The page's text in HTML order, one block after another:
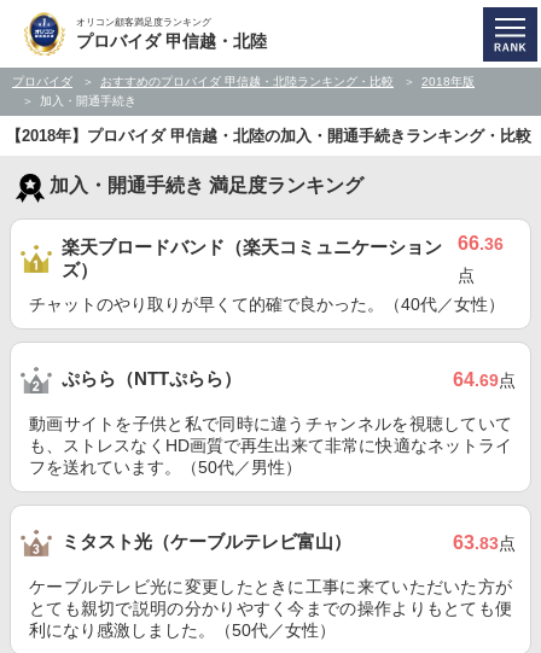
オリコン顧客満足度ランキング
プロバイダ 甲信越・北陸
プロバイダ おすすめのプロバイダ 甲信越・北陸ランキング・比較
2018年版
加入・開通手続き
【2018年】プロバイダ 甲信越・北陸の加入・開通手続きランキング・比較
加入・開通手続き 満足度ランキング
楽天ブロードバンド（楽天コミュニケーション
ズ）
66.36
点
チャットのやり取りが早くて的確で良かった。（40代／女性）
ぷらら（NTTぷらら） 64.69点
動画サイトを子供と私で同時に違うチャンネルを視聴していて
も、ストレスなくHD画質で再生出来て非常に快適なネットライ
フを送れています。（50代／男性）
ミタスト光（ケーブルテレビ富山） 63.83点
ケーブルテレビ光に変更したときに工事に来ていただいた方が
とても親切で説明の分かりやすく今までの操作よりもとても便
利になり感激しました。（50代／女性）